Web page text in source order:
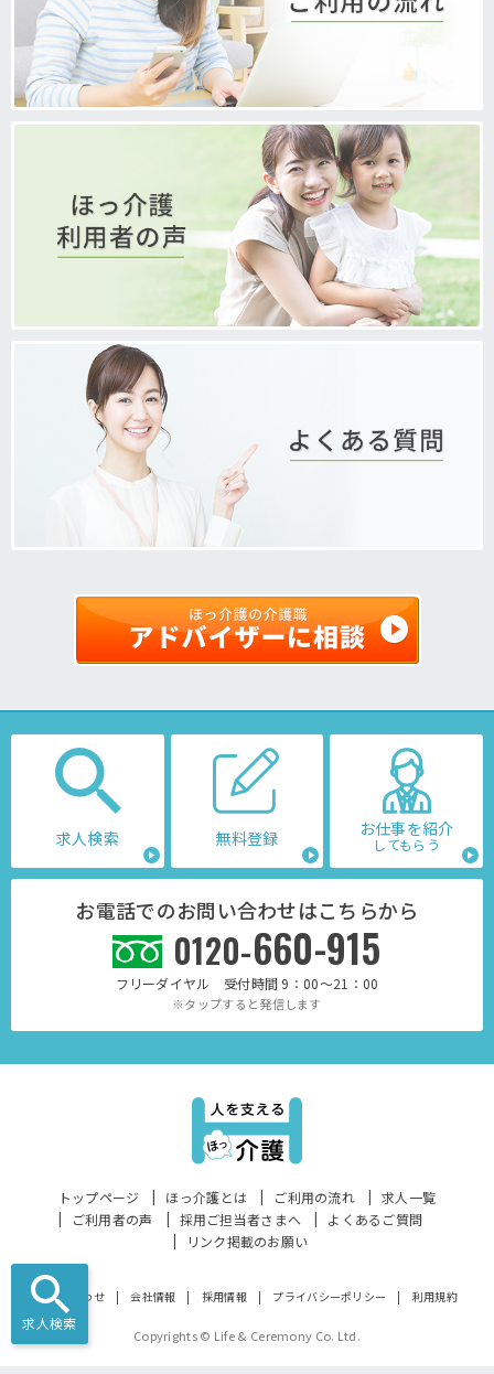
求人検索
求人検索 無料登録 お仕事を紹介
してもらう
お電話でのお問い合わせはこちらから
0120-660-915
フリーダイヤル 受付時間 9：00～21：00
※タップすると発信します
トップページ ほっ介護とは ご利用の流れ
求人一覧
ご利用者の声
採用ご担当者さまへ
よくあるご質問
リンク掲載のお願い
お問い合わせ 会社情報 採用情報 プライバシーポリシー 利用規約
Copyrights © Life & Ceremony Co. Ltd.